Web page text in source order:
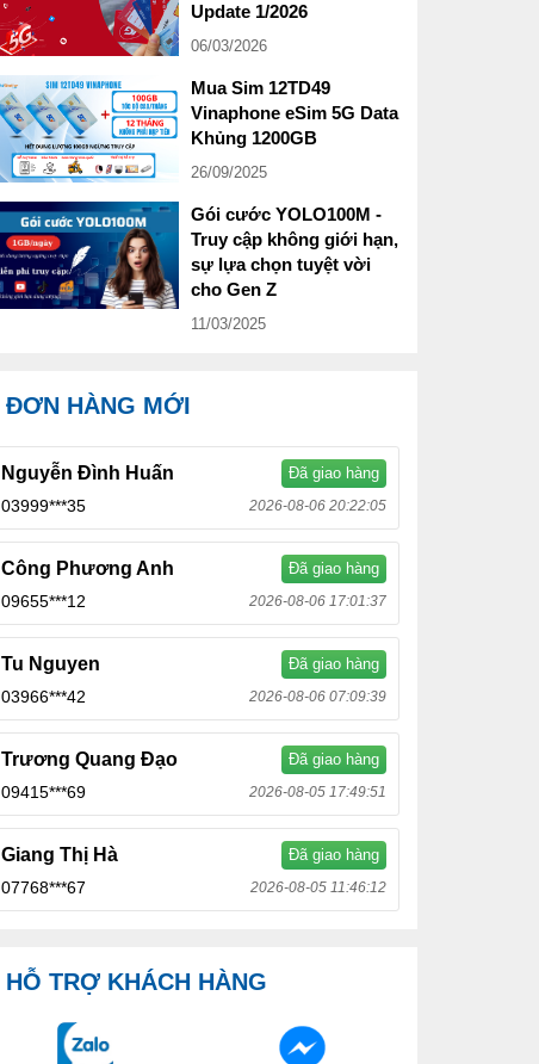
Update 1/2026
06/03/2026
Mua Sim 12TD49
Vinaphone eSim 5G Data
Khủng 1200GB
26/09/2025
Gói cước YOLO100M -
Truy cập không giới hạn,
sự lựa chọn tuyệt vời
cho Gen Z
11/03/2025
ĐƠN HÀNG MỚI
Nguyễn Đình Huấn Đã giao hàng
03999***35 2026-08-06 20:22:05
Công Phương Anh Đã giao hàng
09655***12 2026-08-06 17:01:37
Tu Nguyen Đã giao hàng
03966***42 2026-08-06 07:09:39
Trương Quang Đạo Đã giao hàng
09415***69 2026-08-05 17:49:51
Giang Thị Hà Đã giao hàng
07768***67 2026-08-05 11:46:12
HỖ TRỢ KHÁCH HÀNG